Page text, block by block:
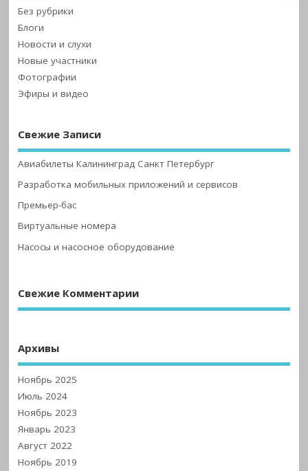
Без рубрики
Блоги
Новости и слухи
Новые участники
Фотографии
Эфиры и видео
Свежие Записи
Авиабилеты Калининград Санкт Петербург
Разработка мобильных приложений и сервисов
Премьер-бас
Виртуальные номера
Насосы и насосное оборудование
Свежие Комментарии
Архивы
Ноябрь 2025
Июль 2024
Ноябрь 2023
Январь 2023
Август 2022
Ноябрь 2019